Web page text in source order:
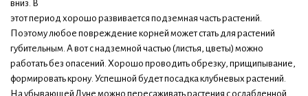
вниз. В
этот период хорошо развивается подземная часть растений.
Поэтому любое повреждение корней может стать для растений
губительным. А вот с надземной частью (листья, цветы) можно
работать без опасений. Хорошо проводить обрезку, прищипывание,
формировать крону. Успешной будет посадка клубневых растений.
На убывающей Луне можно пересаживать растения с ослабленной